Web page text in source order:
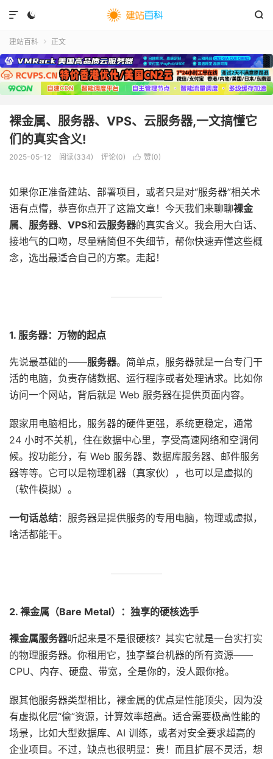
 

建站百科  正文
裸金属、服务器、VPS、云服务器,一文搞懂它
们的真实含义!
2025-05-12 阅读(334) 评论(0)  赞(0)
如果你正准备建站、部署项目，或者只是对“服务器”相关术
语有点懵，恭喜你点开了这篇文章！今天我们来聊聊裸金
属、 服务器、 VPS和云服务器的真实含义。我会用大白话、
接地气的口吻，尽量精简但不失细节，帮你快速弄懂这些概
念，选出最适合自己的方案。走起！
1. 服务器：万物的起点
先说最基础的——服务器。简单点，服务器就是一台专门干
活的电脑，负责存储数据、运行程序或者处理请求。比如你
访问一个网站，背后就是 Web 服务器在提供页面内容。
跟家用电脑相比，服务器的硬件更强，系统更稳定，通常
24 小时不关机，住在数据中心里，享受高速网络和空调伺
候。按功能分，有 Web 服务器、数据库服务器、邮件服务
器等等。它可以是物理机器（真家伙），也可以是虚拟的
（软件模拟）。
一句话总结：服务器是提供服务的专用电脑，物理或虚拟，
啥活都能干。
2. 裸金属（Bare Metal）：独享的硬核选手
裸金属服务器听起来是不是很硬核？其实它就是一台实打实
的物理服务器。你租用它，独享整台机器的所有资源——
CPU、内存、硬盘、带宽，全是你的，没人跟你抢。
跟其他服务器类型相比，裸金属的优点是性能顶尖，因为没
有虚拟化层“偷”资源，计算效率超高。适合需要极高性能的
场景，比如大型数据库、AI 训练，或者对安全要求超高的
企业项目。不过，缺点也很明显：贵！而且扩展不灵活，想